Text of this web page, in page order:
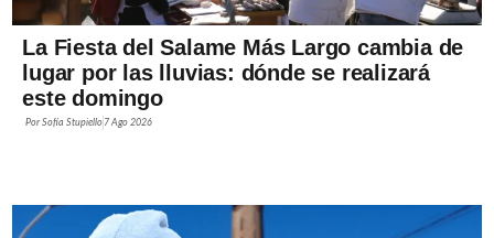
La Fiesta del Salame Más Largo cambia de
lugar por las lluvias: dónde se realizará
este domingo
PorSofía Stupiello 7 Ago 2026